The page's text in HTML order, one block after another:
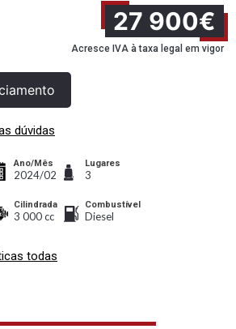
27 900€
Acresce IVA à taxa legal em vigor
dúvidas
Ano/Mês
2024/02
Cilindrada
3 000 cc
Lugares
3
Combustível
Diesel
todas